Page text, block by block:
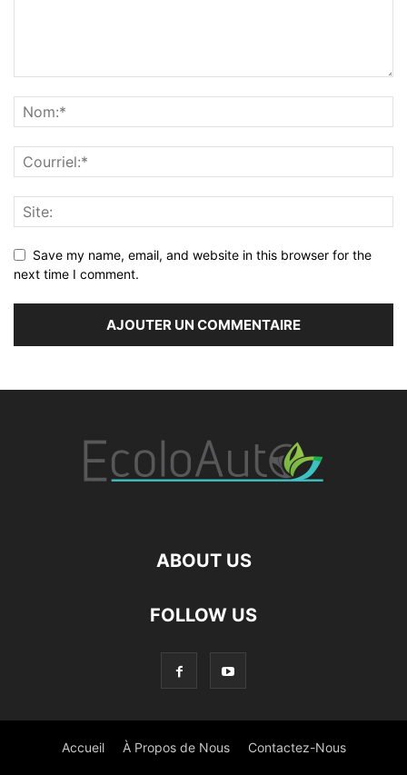
Save my name, email, and website in this browser for the
next time I comment.
ABOUT US
FOLLOW US
Accueil À Propos de Nous Contactez-Nous